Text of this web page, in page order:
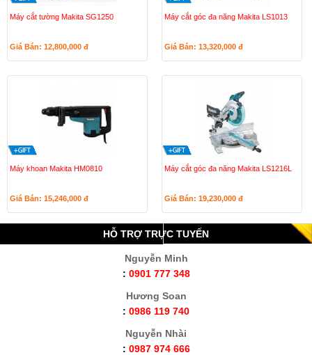
Máy cắt tường Makita SG1250
Giá Bán: 12,800,000 đ
Máy cắt góc đa năng Makita LS1013
Giá Bán: 13,320,000 đ
Máy khoan Makita HM0810
Giá Bán: 15,246,000 đ
Máy cắt góc đa năng Makita LS1216L
Giá Bán: 19,230,000 đ
HỖ TRỢ TRỰC TUYẾN
Nguyễn Minh
: 0901 777 348
Hương Soan
: 0986 119 740
Nguyễn Nhài
: 0987 974 666